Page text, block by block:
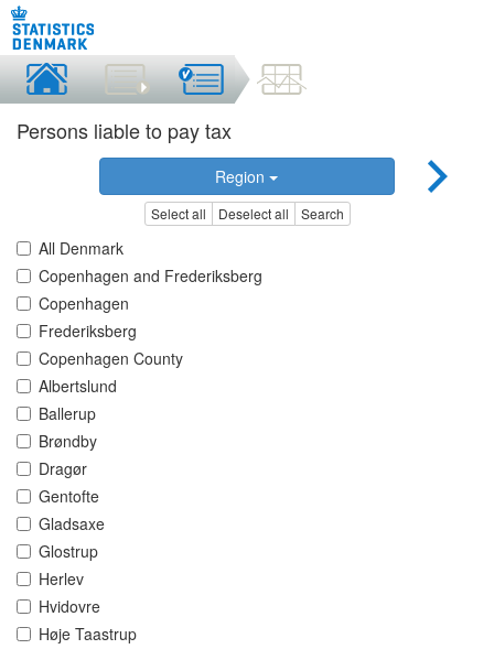
Persons liable to pay tax
Region
Select all Deselect all Search
All Denmark
Copenhagen and Frederiksberg
Copenhagen
Frederiksberg
Copenhagen County
Albertslund
Ballerup
Brøndby
Dragør
Gentofte
Gladsaxe
Glostrup
Herlev
Hvidovre
Høje Taastrup